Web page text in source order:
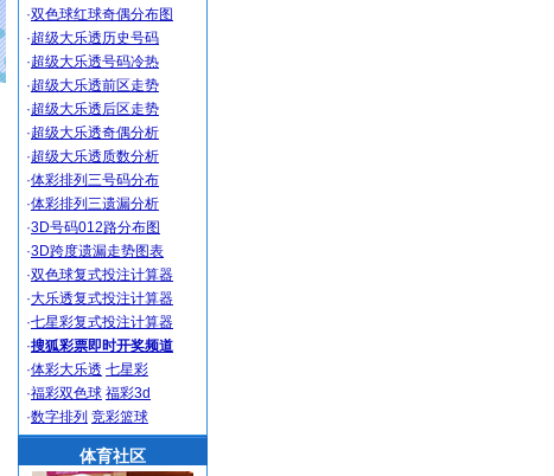
·双色球红球奇偶分布图
·超级大乐透历史号码
·超级大乐透号码冷热
·超级大乐透前区走势
·超级大乐透后区走势
·超级大乐透奇偶分析
·超级大乐透质数分析
·体彩排列三号码分布
·体彩排列三遗漏分析
·3D号码012路分布图
·3D跨度遗漏走势图表
·双色球复式投注计算器
·大乐透复式投注计算器
·七星彩复式投注计算器
·搜狐彩票即时开奖频道
·体彩大乐透 七星彩
·福彩双色球 福彩3d
·数字排列 竞彩篮球
体育社区